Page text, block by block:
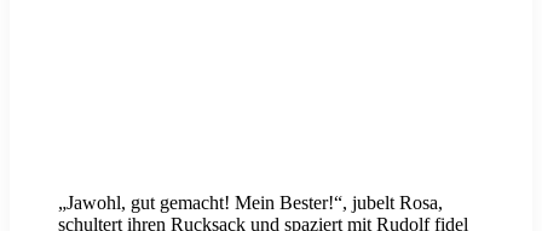
„Jawohl, gut gemacht! Mein Bester!“, jubelt Rosa,
schultert ihren Rucksack und spaziert mit Rudolf fidel